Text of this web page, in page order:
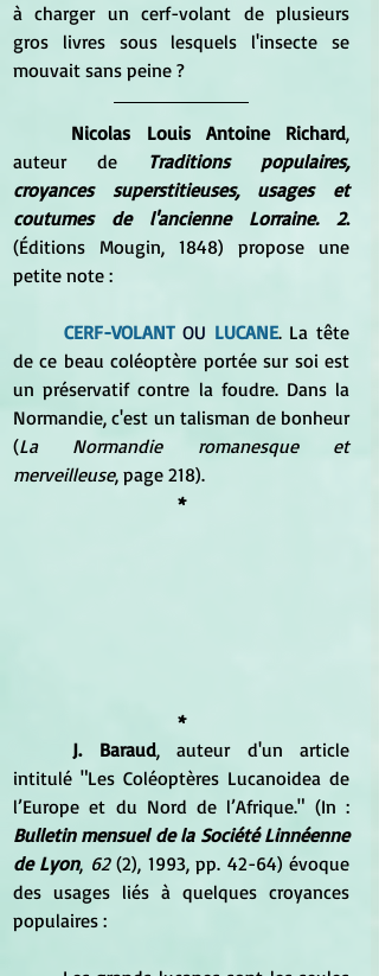
à charger un cerf-volant de plusieurs
gros livres sous lesquels l'insecte se
mouvait sans peine ?
Nicolas Louis Antoine Richard,
auteur de
Traditions populaires,
croyances superstitieuses, usages et
coutumes de l'ancienne Lorraine. 2.
(Éditions Mougin, 1848) propose une
petite note :
CERF-VOLANT OU LUCANE. La tête
de ce beau coléoptère portée sur soi est
un préservatif contre la foudre. Dans la
Normandie, c'est un talisman de bonheur
(La Normandie romanesque et
merveilleuse, page 218).
*
*
J. Baraud, auteur d'un article
intitulé "Les Coléoptères Lucanoidea de
Bulletin mensuel de la Société Linnéenne
de Lyon, 62 (2), 1993, pp. 42-64) évoque
des usages liés à quelques croyances
populaires :